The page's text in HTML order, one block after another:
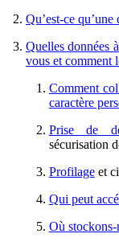
Qu’est-ce
Quelles données
vous et comment
Comment
caractère
Prise de
sécurisation
Profilageet
Qui peut
Où stockons-